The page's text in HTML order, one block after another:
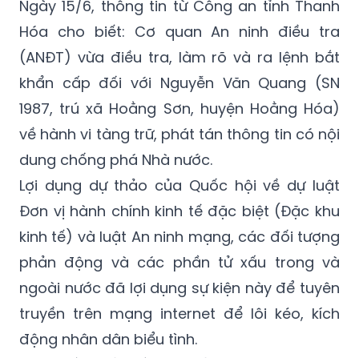
Ngày 15/6, thông tin từ Công an tỉnh Thanh
Hóa cho biết: Cơ quan An ninh điều tra
(ANĐT) vừa điều tra, làm rõ và ra lệnh bắt
khẩn cấp đối với Nguyễn Văn Quang (SN
1987, trú xã Hoằng Sơn, huyện Hoằng Hóa)
về hành vi tàng trữ, phát tán thông tin có nội
dung chống phá Nhà nước.
Lợi dụng dự thảo của Quốc hội về dự luật
Đơn vị hành chính kinh tế đặc biệt (Đặc khu
kinh tế) và luật An ninh mạng, các đối tượng
phản động và các phần tử xấu trong và
ngoài nước đã lợi dụng sự kiện này để tuyên